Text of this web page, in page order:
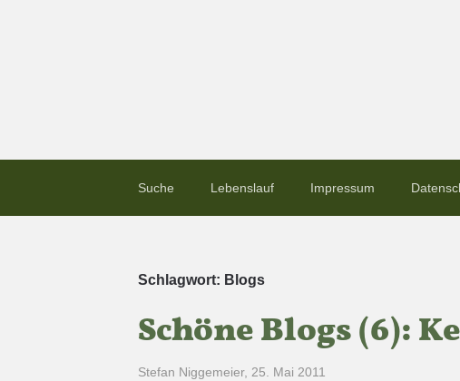
Suche Lebenslauf Impressum
Schlagwort: Blogs
Schöne Blogs (6):
Stefan Niggemeier, 25. Mai 2011